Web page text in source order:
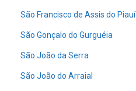
São Francisco de Assis do Piauí
São Gonçalo do Gurguéia
São João da Serra
São João do Arraial